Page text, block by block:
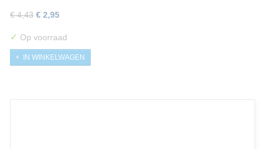
€ 4,43 € 2,95
✓ Op voorraad
IN WINKELWAGEN